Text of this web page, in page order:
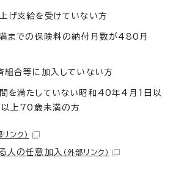
げ支給を受けていない方
までの保険料の納付月数が480月
組合等に加入していない方
を満たしていない昭和40年4月1日以
上70歳未満の方
リンク）
人の任意加入 （外部リンク）